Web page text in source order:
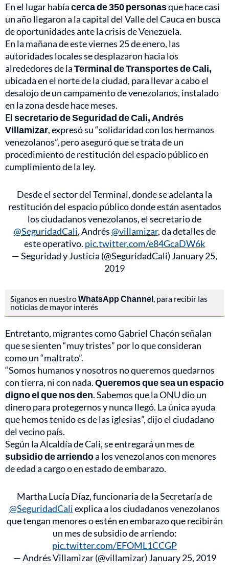
En el lugar habíacerca de 350 personasque hace casi
un año llegaron a la capital del Valle del Cauca en busca
de oportunidades ante la crisis de Venezuela.
En la mañana de este viernes 25 de enero, las
autoridades locales se desplazaron hacia los
alrededores de laTerminal de Transportes de Cali,
ubicada en el norte de la ciudad, para llevar a cabo el
desalojo de un campamento de venezolanos, instalado
en la zona desde hace meses.
Elsecretario de Seguridad de Cali, Andrés
Villamizar, expresó su “solidaridad con los hermanos
venezolanos”, pero aseguró que se trata de un
procedimiento de restitución del espacio público en
cumplimiento de la ley.
Desde el sector del Terminal, donde se adelanta la
restitución del espacio público donde están asentados
los ciudadanos venezolanos, el secretario de
@SeguridadCali, Andrés@villamizar, da detalles de
este operativo. pic.twitter.com/e84GcaDW6k
— Seguridad y Justicia (@SeguridadCali) January 25,
2019
Síganos en nuestroWhatsApp Channel , para recibir las
noticias de mayor interés
Entretanto, migrantes como Gabriel Chacón señalan
que se sienten “muy tristes” por lo que consideran
como un “maltrato”.
“Somos humanos y nosotros no queremos quedarnos
con tierra, ni con nada.Queremos que sea un espacio
digno el que nos den. Sabemos que la ONU dio un
dinero para protegernos y nunca llegó. La única ayuda
que hemos tenido es de las iglesias”, dijo el ciudadano
del vecino país.
Según la Alcaldía de Cali, se entregará un mes de
subsidio de arriendoa los venezolanos con menores
de edad a cargo o en estado de embarazo.
Martha Lucía Díaz, funcionaria de la Secretaría de
@SeguridadCaliexplica a los ciudadanos venezolanos
que tengan menores o estén en embarazo que recibirán
un mes de subsidio de arriendo:
pic.twitter.com/EFOML1CCGP
— Andrés Villamizar (@villamizar) January 25, 2019